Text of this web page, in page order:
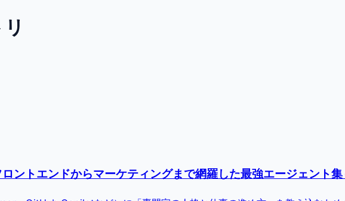
ントエンドからマーケティングまで網羅した最強エージェン